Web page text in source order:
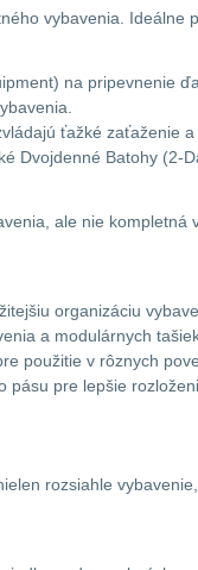
vybavenia.
na pripevnenie
ťažké zaťaženie a
Dvojdenné Batohy (2-
ale nie
organizáciu
a modulárnych
použitie v rôznych
pre lepšie
rozsiahle